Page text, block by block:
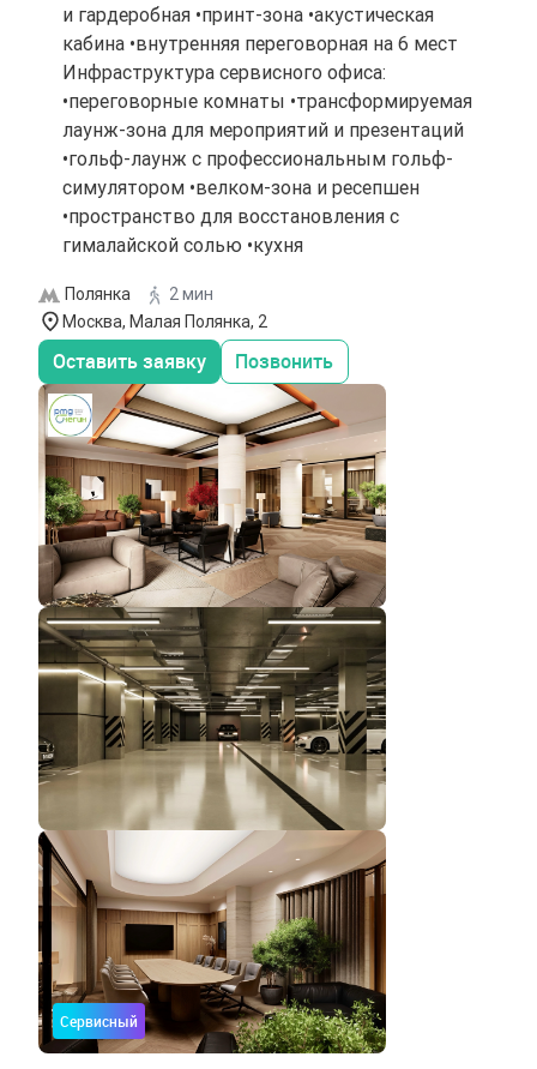
и гардеробная •принт-зона •акустическая
кабина •внутренняя переговорная на 6 мест
Инфраструктура сервисного офиса:
•переговорные комнаты •трансформируемая
лаунж-зона для мероприятий и презентаций
•гольф-лаунж с профессиональным гольф-
симулятором •велком-зона и ресепшен
•пространство для восстановления с
гималайской солью •кухня
Полянка
2 мин
Москва, Малая Полянка, 2
Оставить заявку Позвонить
Сервисный